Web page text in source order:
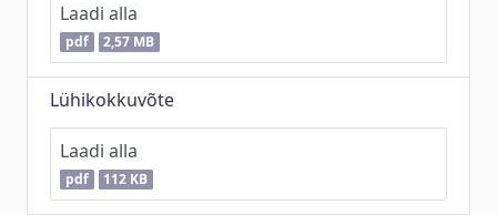
Laadi alla
pdf 2,57 MB
Lühikokkuvõte
Laadi alla
pdf 112 KB